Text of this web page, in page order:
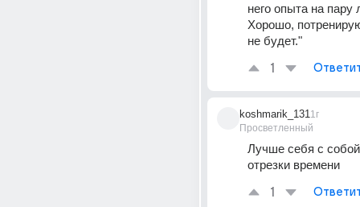
него опыта на
Хорошо,
не будет."
1
koshmarik_131
Просветленный
1г
Лучше себя с
отрезки времени
1